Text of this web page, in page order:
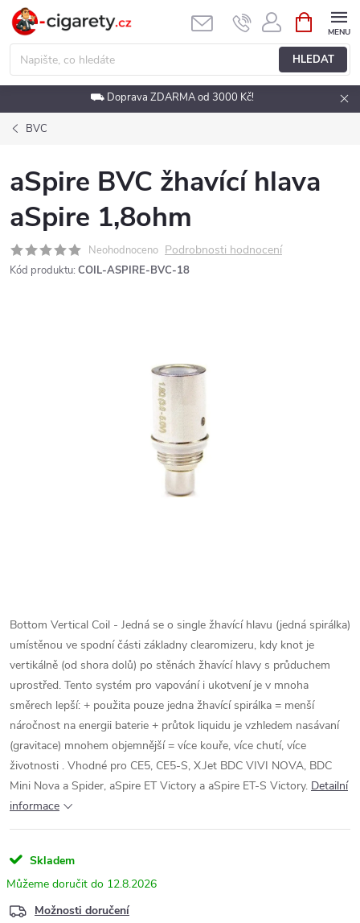
Přejít
obsah
HLEDAT
NÁKUPNÍ
KOŠÍK
⛟ Doprava ZDARMA od 3000 Kč!
BVC
aSpire BVC žhavící hlava
aSpire 1,8ohm
Neohodnoceno Podrobnosti hodnocení
Kód produktu: COIL-ASPIRE-BVC-18
Bottom Vertical Coil - Jedná se o single žhavící hlavu (jedná spirálka)
umístěnou ve spodní části základny clearomizeru, kdy knot je
vertikálně (od shora dolů) po stěnách žhavící hlavy s průduchem
uprostřed. Tento systém pro vapování i ukotvení je v mnoha
směrech lepší: + použita pouze jedna žhavící spirálka = menší
náročnost na energii baterie + průtok liquidu je vzhledem nasávaní
(gravitace) mnohem objemnější = více kouře, více chutí, více
životnosti . Vhodné pro CE5, CE5-S, X.Jet BDC VIVI NOVA, BDC
Mini Nova a Spider, aSpire ET Victory a aSpire ET-S Victory. Detailní
informace
Skladem
12.8.2026
Možnosti doručení